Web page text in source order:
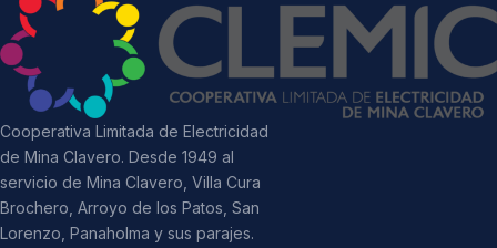
Cooperativa Limitada de Electricidad
de Mina Clavero. Desde 1949 al
servicio de Mina Clavero, Villa Cura
Brochero, Arroyo de los Patos, San
Lorenzo, Panaholma y sus parajes.